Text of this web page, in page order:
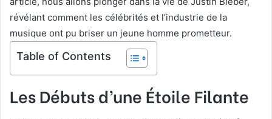
révélant comment les célébrités et l’industrie de la
musique ont pu briser un jeune homme prometteur.
Table of Contents
Les Débuts d’une Étoile Filante